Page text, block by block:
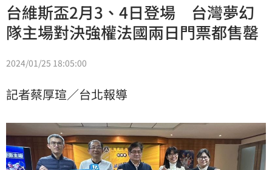
台維斯盃2月3、4日登場 台灣夢幻
隊主場對決強權法國兩日門票都售罄
2024/01/25 18:05:00
記者蔡厚瑄／台北報導